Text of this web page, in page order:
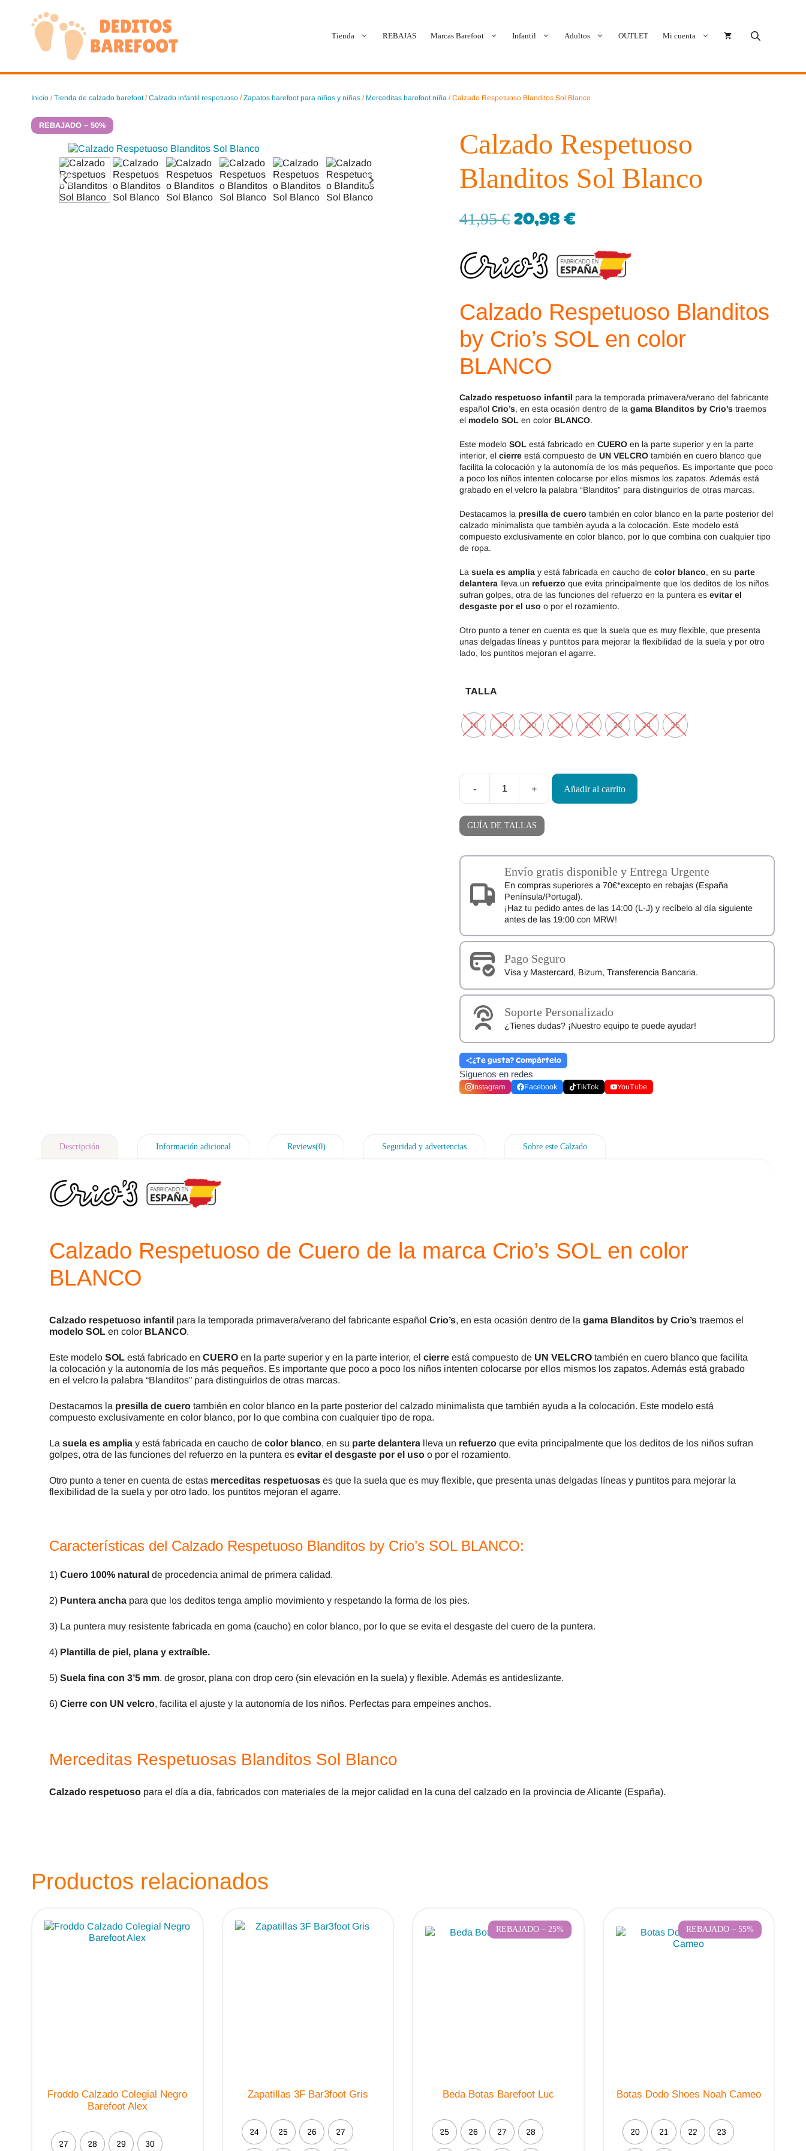
contenido
Tienda REBAJAS Marcas Barefoot
Ballop
Coimbra
Batilas
Crecendo
D.D. Step
Froddo
Hi-Tec
Ipanema
Cóndor
Deditos
Demax
FlexiNens
Magical Shoes
Dodo Shoes
Igor
Zapy
Infantil Adultos OUTLET Mi cuenta
Inicio /Tienda de calzado barefoot/Calzado infantil respetuoso /Zapatos barefoot para niños y niñas / Merceditas barefoot niña / Calzado Respetuoso Blanditos Sol Blanco
REBAJADO – 50%
Calzado Respetuoso
Blanditos Sol Blanco
41,95€ 20,98 €
Calzado Respetuoso Blanditos
by Crio’s SOL en color
BLANCO
Calzado respetuoso infantil para la temporada primavera/verano del fabricante
español Crio’s, en esta ocasión dentro de la gama Blanditos by Crio’s traemos
el modelo SOL en color BLANCO.
Este modelo SOL está fabricado en CUERO en la parte superior y en la parte
interior, el cierre está compuesto de UN VELCRO también en cuero blanco que
facilita la colocación y la autonomía de los más pequeños. Es importante que poco
a poco los niños intenten colocarse por ellos mismos los zapatos. Además está
grabado en el velcro la palabra “Blanditos” para distinguirlos de otras marcas.
Destacamos la presilla de cuero también en color blanco en la parte posterior del
calzado minimalista que también ayuda a la colocación. Este modelo está
compuesto exclusivamente en color blanco, por lo que combina con cualquier tipo
de ropa.
La suela es amplia y está fabricada en caucho de color blanco, en su parte
delantera lleva un refuerzo que evita principalmente que los deditos de los niños
sufran golpes, otra de las funciones del refuerzo en la puntera es evitar el
desgaste por el uso o por el rozamiento.
Otro punto a tener en cuenta es que la suela que es muy flexible, que presenta
unas delgadas líneas y puntitos para mejorar la flexibilidad de la suela y por otro
lado, los puntitos mejoran el agarre.
TALLA
18 19 20 21 22 23 24 25
-
Calzado
Respetuoso
Blanditos
Sol
Blanco
+ Añadir al carrito
GUÍA DE TALLAS
Envío gratis disponible y Entrega Urgente
En compras superiores a 70€*excepto en rebajas (España
Península/Portugal).
¡Haz tu pedido antes de las 14:00 (L-J) y recíbelo al día siguiente
antes de las 19:00 con MRW!
Pago Seguro
Visa y Mastercard, Bizum, Transferencia Bancaria.
Soporte Personalizado
¿Tienes dudas? ¡Nuestro equipo te puede ayudar!
¿Te gusta? Compártelo
Síguenos en redes
Instagram Facebook TikTok YouTube
Descripción Información adicional Reviews(0) Seguridad y advertencias Sobre este Calzado
Calzado Respetuoso de Cuero de la marca Crio’s SOL en color
BLANCO
Calzado respetuoso infantil para la temporada primavera/verano del fabricante español Crio’s, en esta ocasión dentro de la gama Blanditos by Crio’s traemos el
modelo SOL en color BLANCO.
Este modelo SOL está fabricado en CUERO en la parte superior y en la parte interior, el cierre está compuesto de UN VELCRO también en cuero blanco que facilita
la colocación y la autonomía de los más pequeños. Es importante que poco a poco los niños intenten colocarse por ellos mismos los zapatos. Además está grabado
en el velcro la palabra “Blanditos” para distinguirlos de otras marcas.
Destacamos la presilla de cuero también en color blanco en la parte posterior del calzado minimalista que también ayuda a la colocación. Este modelo está
compuesto exclusivamente en color blanco, por lo que combina con cualquier tipo de ropa.
La suela es amplia y está fabricada en caucho de color blanco, en su parte delantera lleva un refuerzo que evita principalmente que los deditos de los niños sufran
golpes, otra de las funciones del refuerzo en la puntera es evitar el desgaste por el uso o por el rozamiento.
Otro punto a tener en cuenta de estas merceditas respetuosas es que la suela que es muy flexible, que presenta unas delgadas líneas y puntitos para mejorar la
flexibilidad de la suela y por otro lado, los puntitos mejoran el agarre.
Características del Calzado Respetuoso Blanditos by Crio’s SOL BLANCO:
1) Cuero 100% natural de procedencia animal de primera calidad.
2) Puntera ancha para que los deditos tenga amplio movimiento y respetando la forma de los pies.
3) La puntera muy resistente fabricada en goma (caucho) en color blanco, por lo que se evita el desgaste del cuero de la puntera.
4) Plantilla de piel, plana y extraíble.
5) Suela fina con 3’5 mm. de grosor, plana con drop cero (sin elevación en la suela) y flexible. Además es antideslizante.
6) Cierre con UN velcro, facilita el ajuste y la autonomía de los niños. Perfectas para empeines anchos.
Merceditas Respetuosas Blanditos Sol Blanco
Calzado respetuoso para el día a día, fabricados con materiales de la mejor calidad en la cuna del calzado en la provincia de Alicante (España).
Productos relacionados
Froddo Calzado Colegial Negro
Barefoot Alex
27 28 29 30
Zapatillas 3F Bar3foot Gris
24 25 26 27
REBAJADO – 25%
Beda Botas Barefoot Luc
25 26 27 28
REBAJADO – 55%
Botas Dodo Shoes Noah Cameo
20 21 22 23